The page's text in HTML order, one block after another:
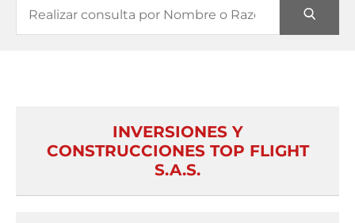
INVERSIONES Y
CONSTRUCCIONES TOP FLIGHT
S.A.S.